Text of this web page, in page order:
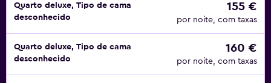
Quarto deluxe, Tipo de cama
desconhecido
155 €
por noite, com taxas
Quarto deluxe, Tipo de cama
desconhecido
160 €
por noite, com taxas